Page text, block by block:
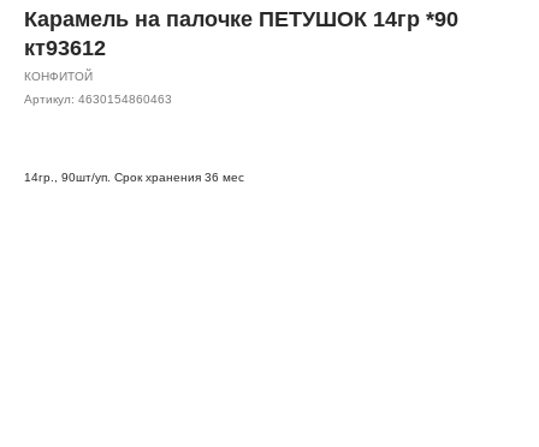
Карамель на палочке ПЕТУШОК 14гр *90
кт93612
КОНФИТОЙ
Артикул: 4630154860463
14гр., 90шт/уп. Срок хранения 36 мес